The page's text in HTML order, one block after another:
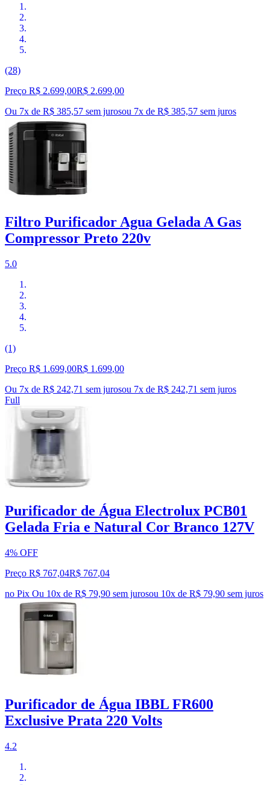
(28)
Preço R$ 2.699,00R$ 2.699,00
Ou 7x de R$ 385,57 sem jurosou 7x de R$ 385,57 sem juros
Filtro Purificador Agua Gelada A Gas
Compressor Preto 220v
5.0
(1)
Preço R$ 1.699,00R$ 1.699,00
Ou 7x de R$ 242,71 sem jurosou 7x de R$ 242,71 sem juros
Full
Purificador de Água Electrolux PCB01
Gelada Fria e Natural Cor Branco 127V
4% OFF
Preço R$ 767,04R$ 767,04
no Pix Ou 10x de R$ 79,90 sem jurosou 10x de R$ 79,90 sem juros
Purificador de Água IBBL FR600
Exclusive Prata 220 Volts
4.2